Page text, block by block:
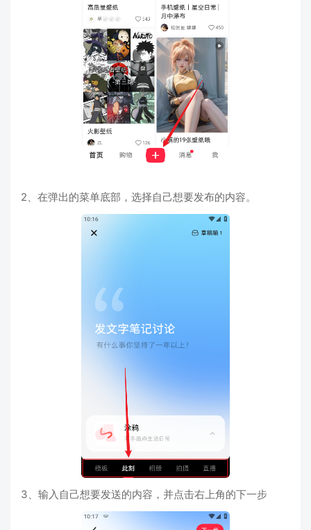
2、在弹出的菜单底部，选择自己想要发布的内容。
3、输入自己想要发送的内容，并点击右上角的下一步